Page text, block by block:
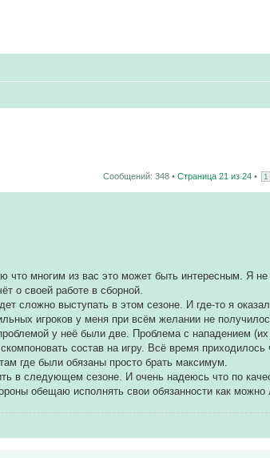
Сообщений: 348 • Страница 21 из 24 • 1
многим из вас это может быть интересным. Я не
о своей работе в сборной.
сложно выступать в этом сезоне. И где-то я
игроков у меня при всём желании не
у неё были две. Проблема с нападением
состав на игру. Всё время
где были обязаны просто брать максимум.
в следующем сезоне. И очень надеюсь что по
обещаю исполнять свои обязанности как можно